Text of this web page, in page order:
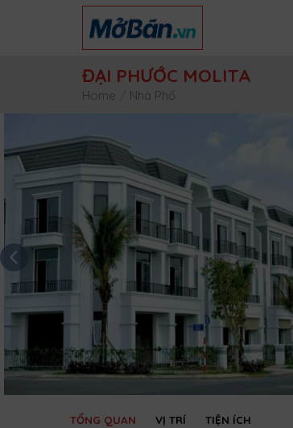
ĐẠI PHƯỚC MOLITA
Home Nhà Phố
TỔNG QUAN VỊ TRÍ TIỆN ÍCH